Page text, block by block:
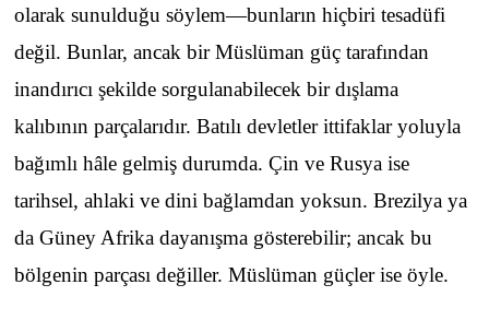
olarak sunulduğu söylem—bunların hiçbiri tesadüfi
değil. Bunlar, ancak bir Müslüman güç tarafından
inandırıcı şekilde sorgulanabilecek bir dışlama
kalıbının parçalarıdır. Batılı devletler ittifaklar yoluyla
bağımlı hâle gelmiş durumda. Çin ve Rusya ise
tarihsel, ahlaki ve dini bağlamdan yoksun. Brezilya ya
da Güney Afrika dayanışma gösterebilir; ancak bu
bölgenin parçası değiller. Müslüman güçler ise öyle.